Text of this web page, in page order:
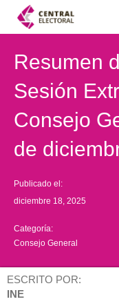
Resumen
Sesión
Consejo
de
Publicado el:
diciembre 18, 2025
Categoría:
Consejo General
ESCRITO POR:
INE